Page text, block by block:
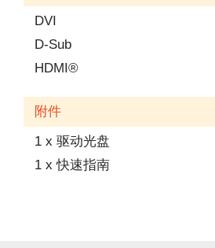
DVI
D-Sub
HDMI®
附件
1 x 驱动光盘
1 x 快速指南